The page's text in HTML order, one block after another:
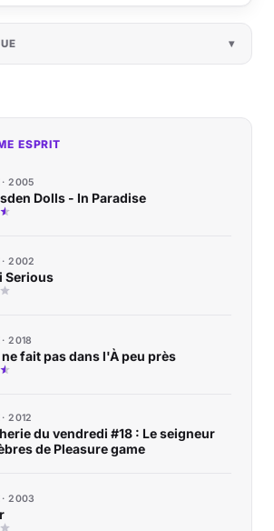
ESPRIT
2005
Dolls - In Paradise
2002
Serious
2018
ne fait pas dans l'À peu près
2012
du vendredi #18 : Le seigneur
de Pleasure game
2003